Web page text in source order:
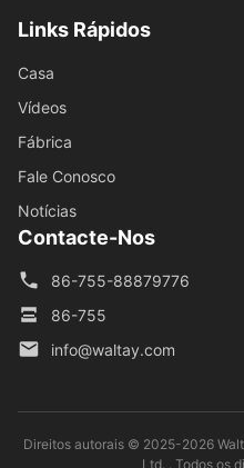
Links Rápidos
Casa
Vídeos
Fábrica
Fale Conosco
Notícias
Contacte-Nos
86-755-88879776
86-755
info@waltay.com
Direitos autorais © 2025-2026
Ltd. . Todos os